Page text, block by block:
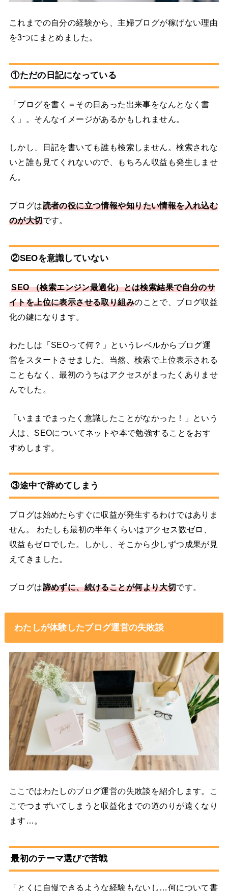
これまでの自分の経験から、主婦ブログが稼げない理由
を3つにまとめました。
①ただの日記になっている
「ブログを書く＝その日あった出来事をなんとなく書
く」。そんなイメージがあるかもしれません。
しかし、日記を書いても誰も検索しません。検索されな
いと誰も見てくれないので、もちろん収益も発生しませ
ん。
ブログは読者の役に立つ情報や知りたい情報を入れ込む
のが大切です。
②SEOを意識していない
SEO （検索エンジン最適化）とは検索結果で自分のサ
イトを上位に表示させる取り組みのことで、ブログ収益
化の鍵になります。
わたしは「SEOって何？」というレベルからブログ運
営をスタートさせました。当然、検索で上位表示される
こともなく、最初のうちはアクセスがまったくありませ
んでした。
「いままでまったく意識したことがなかった！」という
人は、SEOについてネットや本で勉強することをおす
すめします。
③途中で辞めてしまう
ブログは始めたらすぐに収益が発生するわけではありま
せん。 わたしも最初の半年くらいはアクセス数ゼロ、
収益もゼロでした。しかし、そこから少しずつ成果が見
えてきました。
ブログは諦めずに、続けることが何より大切です。
わたしが体験したブログ運営の失敗談
ここではわたしのブログ運営の失敗談を紹介します。こ
こでつまずいてしまうと収益化までの道のりが遠くなり
ます…。
最初のテーマ選びで苦戦
「とくに自慢できるような経験もないし…何について書